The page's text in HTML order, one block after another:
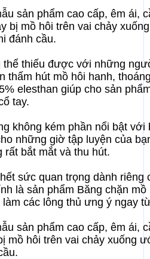
sản phẩm cao cấp, êm ái,
bị mồ hôi trên vai chảy
đánh cầu.
thể thiếu được với những
thấm hút mồ hôi hanh,
elesthan giúp cho sản
tay.
không kém phần nổi bật
những giờ tập luyện của
rất bắt mắt và thu hút.
sức quan trọng dành
là sản phẩm Băng chặn
các lông thủ ưng ý ngay
sản phẩm cao cấp, êm ái,
mồ hôi trên vai chảy xuống